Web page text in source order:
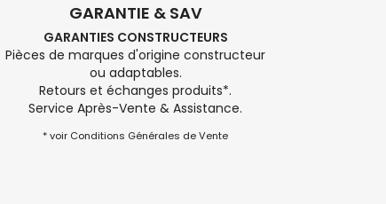
GARANTIE & SAV
GARANTIES CONSTRUCTEURS
Pièces de marques d'origine constructeur
ou adaptables.
Retours et échanges produits*.
Service Après-Vente & Assistance.
* voir Conditions Générales de Vente